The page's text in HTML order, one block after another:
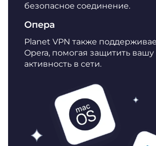
безопасное соединение.
Опера
Planet VPN также
Opera, помогая защитить вашу
активность в сети.